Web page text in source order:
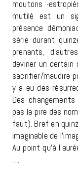
moutons -
mutilé est un
présence
série durant
prenants,
deviner un certain
sacrifier/maudire
y a eu des
Des
pas la pire des
faut). Bref en
imaginable de
Au point qu’à
….